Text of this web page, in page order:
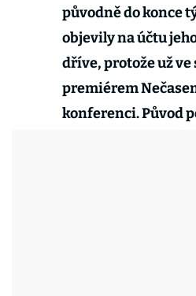
původně do konce
objevily na účtu
dříve, protože už
premiérem
konferenci. Původ